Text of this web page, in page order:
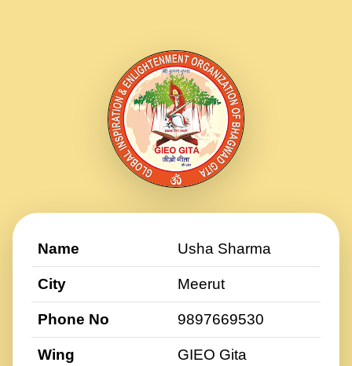
Name Usha Sharma
City Meerut
Phone No 9897669530
Wing GIEO Gita